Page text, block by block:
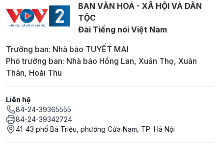
BAN VĂN HOÁ - XÃ HỘI VÀ DÂN
TỘC
Đài Tiếng nói Việt Nam
Trưởng ban: Nhà báo TUYẾT MAI
Phó trưởng ban: Nhà báo Hồng Lan, Xuân Thọ, Xuân
Thân, Hoài Thu
Liên hệ
84-24-39365555
84-24-39342724
41-43 phố Bà Triệu, phường Cửa Nam, TP. Hà Nội